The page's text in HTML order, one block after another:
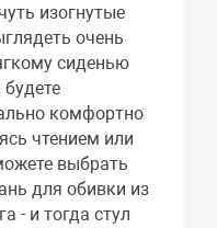
изогнутые
очень
сиденью
комфортно
чтением или
выбрать
для обивки из
- и тогда стул